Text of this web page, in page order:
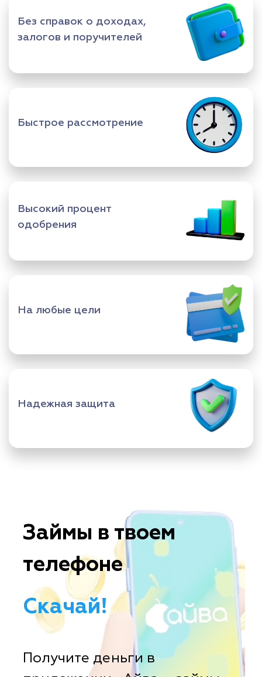
Без справок о доходах,
залогов и поручителей
Быстрое рассмотрение
Высокий процент
одобрения
На любые цели
Надежная защита
Займы в твоем
телефоне
Скачай!
Получите деньги в